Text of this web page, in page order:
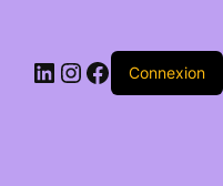
LinkedIn
Instagram
Facebook
Connexion